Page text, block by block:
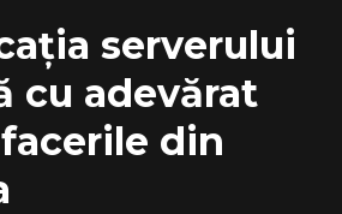
serverului
cu adevărat
din